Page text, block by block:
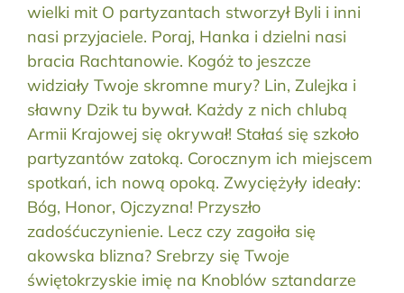
wielki mit O partyzantach stworzył Byli i inni
nasi przyjaciele. Poraj, Hanka i dzielni nasi
bracia Rachtanowie. Kogóż to jeszcze
widziały Twoje skromne mury? Lin, Zulejka i
sławny Dzik tu bywał. Każdy z nich chlubą
Armii Krajowej się okrywał! Stałaś się szkoło
partyzantów zatoką. Corocznym ich miejscem
spotkań, ich nową opoką. Zwyciężyły ideały:
Bóg, Honor, Ojczyzna! Przyszło
zadośćuczynienie. Lecz czy zagoiła się
akowska blizna? Srebrzy się Twoje
świętokrzyskie imię na Knoblów sztandarze